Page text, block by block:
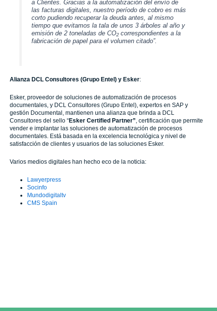
a Clientes. Gracias a la automatización del envío de
las facturas digitales, nuestro período de cobro es más
corto pudiendo recuperar la deuda antes, al mismo
tiempo que evitamos la tala de unos 3 árboles al año y
emisión de 2 toneladas de CO2 correspondientes a la
fabricación de papel para el volumen citado”.
Alianza DCL Consultores (Grupo Entel) y Esker:
Esker, proveedor de soluciones de automatización de procesos
documentales, y DCL Consultores (Grupo Entel), expertos en SAP y
gestión Documental, mantienen una alianza que brinda a DCL
Consultores del sello “Esker Certified Partner” , certificación que permite
vender e implantar las soluciones de automatización de procesos
documentales. Está basada en la excelencia tecnológica y nivel de
satisfacción de clientes y usuarios de las soluciones Esker.
Varios medios digitales han hecho eco de la noticia:
Lawyerpress
Socinfo
Mundodigitaltv
CMS Spain